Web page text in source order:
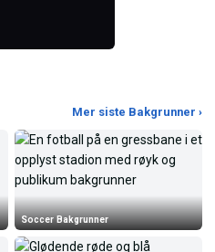
Mer siste Bakgrunner ›
Soccer Bakgrunner